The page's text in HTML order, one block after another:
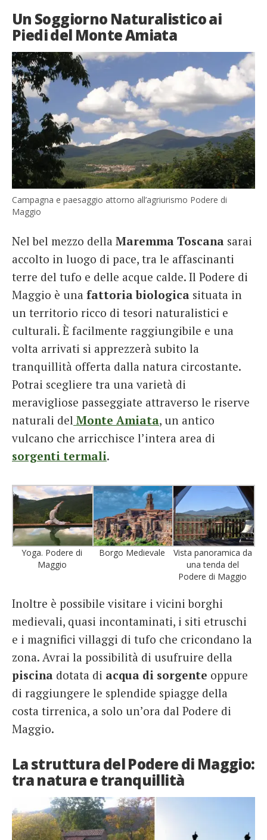
Un Soggiorno Naturalistico ai
Piedi del Monte Amiata
Campagna e paesaggio attorno all’agriurismo Podere di
Maggio
Nel bel mezzo della Maremma Toscana sarai
accolto in luogo di pace, tra le affascinanti
terre del tufo e delle acque calde. Il Podere di
Maggio è una fattoria biologica situata in
un territorio ricco di tesori naturalistici e
culturali. È facilmente raggiungibile e una
volta arrivati si apprezzerà subito la
tranquillità offerta dalla natura circostante.
Potrai scegliere tra una varietà di
meravigliose passeggiate attraverso le riserve
naturali del Monte Amiata, un antico
vulcano che arricchisce l’intera area di
sorgenti termali.
Yoga. Podere di
Maggio
Borgo Medievale
Vista panoramica da
una tenda del
Podere di Maggio
Inoltre è possibile visitare i vicini borghi
medievali, quasi incontaminati, i siti etruschi
e i magnifici villaggi di tufo che cricondano la
zona. Avrai la possibilità di usufruire della
piscina dotata di acqua di sorgente oppure
di raggiungere le splendide spiagge della
costa tirrenica, a solo un’ora dal Podere di
Maggio.
La struttura del Podere di Maggio:
tra natura e tranquillità